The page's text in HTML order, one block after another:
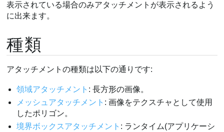
表示されている場合のみアタッチメントが表示されるよう
に出来ます。
種類
アタッチメントの種類は以下の通りです:
領域アタッチメント : 長方形の画像。
メッシュアタッチメント : 画像をテクスチャとして使用
したポリゴン。
境界ボックスアタッチメント : ランタイム(アプリケーシ